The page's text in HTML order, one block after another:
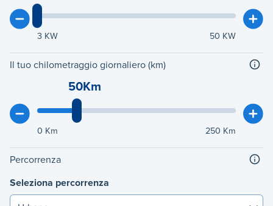
3 KW 50 KW
Il tuo chilometraggio giornaliero (km)
50Km
0 Km 250 Km
Percorrenza
Seleziona percorrenza